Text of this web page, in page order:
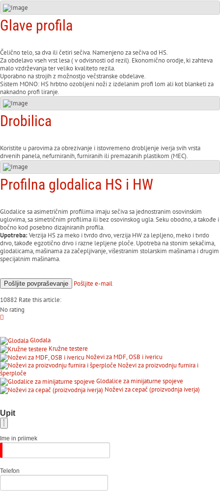
Glave profila
Čelično telo, sa dva ili četiri sečiva. Namenjeno za sečiva od HS.
Za obdelavo vseh vrst lesa ( v odvisnosti od rezil). Ekonomično orodje, ki zahteva
malo vzdrževanja ter veliko kvaliteto rezila.
Uporabno na strojih z možnostjo večstranske obdelave.
Sistem MONO: HS hrbtno ozobljeni noži z izdelanim profi lom ali kot blanketi za
naknadno profi liranje.
Drobilica
Koristite u parovima za obrezivanje i istovremeno drobljenje iverja svih vrsta
drvenih panela, nefurniranih, furniranih ili premazanih plastikom (MEC).
Profilna glodalica HS i HW
Glodalice sa asimetričnim profilima imaju sečiva sa jednostranim osovinskim
uglovima, sa simetričnim profilima ili bez osovinskog ugla. Seku obodno, a takođe i
bočno kod posebno dizajniranih profila.
Upotreba:Verzija HS za meko i tvrdo drvo, verzija HW za lepljeno, meko i tvrdo
drvo, takođe egzotično drvo i razne lepljene ploče. Upotreba na stonim sekačima,
glodalicama, mašinama za začepljivanje, višestranim stolarskim mašinama i drugim
specijalnim mašinama.
Pošljite povpraševanje Pošljite e-mail
10882 Rate this article:
No rating
Glodala
Kružne testere
Noževi za MDF, OSB i ivericu
Noževi za proizvodnju furnira i
šperploče
Glodalice za minijaturne spojeve
Noževi za cepač (proizvodnja iverja)
Upit
Ime in priimek
Telefon